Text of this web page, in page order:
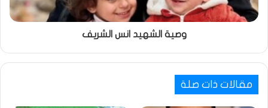
وصية الشهيد انس الشريف
مقالات ذات صلة